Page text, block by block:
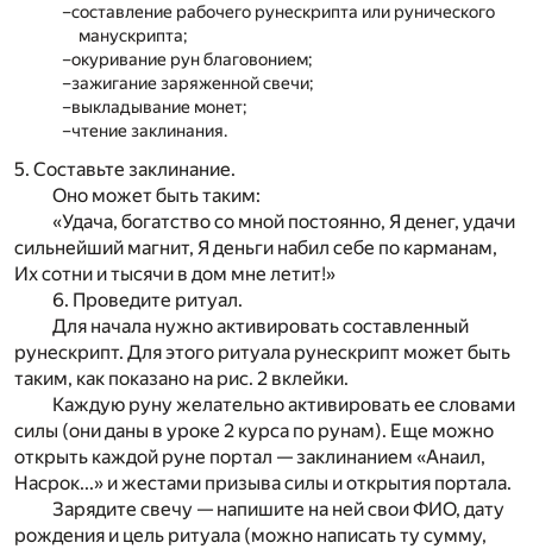
составление рабочего рунескрипта или рунического
манускрипта;
окуривание рун благовонием;
зажигание заряженной свечи;
выкладывание монет;
чтение заклинания.
5. Составьте заклинание.
Оно может быть таким:
«Удача, богатство со мной постоянно, Я денег, удачи
сильнейший магнит, Я деньги набил себе по карманам,
Их сотни и тысячи в дом мне летит!»
6. Проведите ритуал.
Для начала нужно активировать составленный
рунескрипт. Для этого ритуала рунескрипт может быть
таким, как показано на рис. 2 вклейки.
Каждую руну желательно активировать ее словами
силы (они даны в уроке 2 курса по рунам). Еще можно
открыть каждой руне портал — заклинанием «Анаил,
Насрок...» и жестами призыва силы и открытия портала.
Зарядите свечу — напишите на ней свои ФИО, дату
рождения и цель ритуала (можно написать ту сумму,